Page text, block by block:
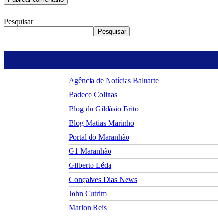
Pesquisar
Pesquisar
Agência de Notícias Baluarte
Badeco Colinas
Blog do Gildásio Brito
Blog Matias Marinho
Portal do Maranhão
G1 Maranhão
Gilberto Léda
Gonçalves Dias News
John Cutrim
Marlon Reis